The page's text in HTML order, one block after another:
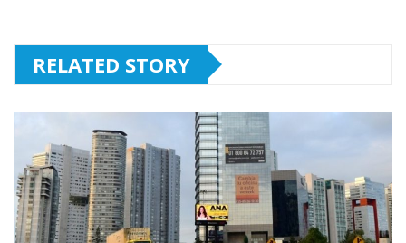
RELATED STORY